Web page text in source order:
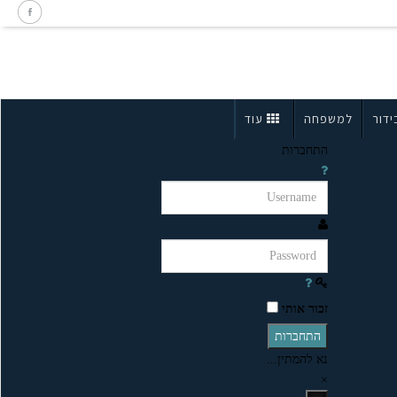
למשפחה עוד
התחברות
זכור אותי
התחברות
נא להמתין...
×